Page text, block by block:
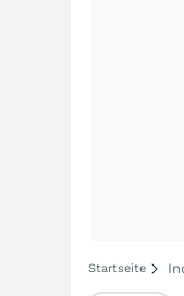
Startseite